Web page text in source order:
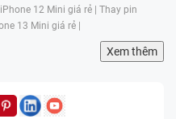
12 Mini giá rẻ | Thay pin
13 Mini giá rẻ |
Xem thêm